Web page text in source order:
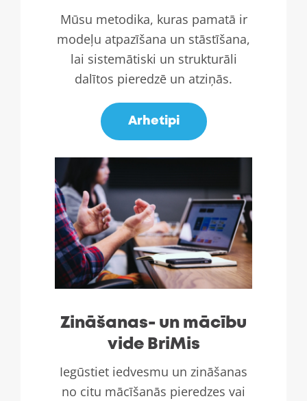
Mūsu metodika, kuras pamatā ir
modeļu atpazīšana un stāstīšana,
lai sistemātiski un strukturāli
dalītos pieredzē un atziņās.
Arhetipi
Zināšanas- un mācību
vide BriMis
Iegūstiet iedvesmu un zināšanas
no citu mācīšanās pieredzes vai